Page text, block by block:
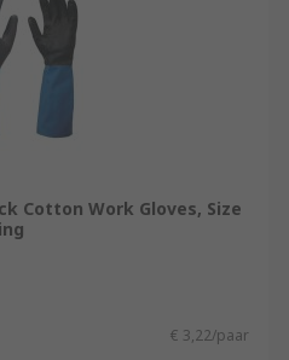
Cotton Work Gloves, Size
€ 3,22/paar